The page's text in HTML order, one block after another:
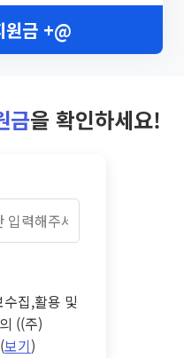
원금 +@
금을 확인하세요!
집,활용 및
((주)
보기)